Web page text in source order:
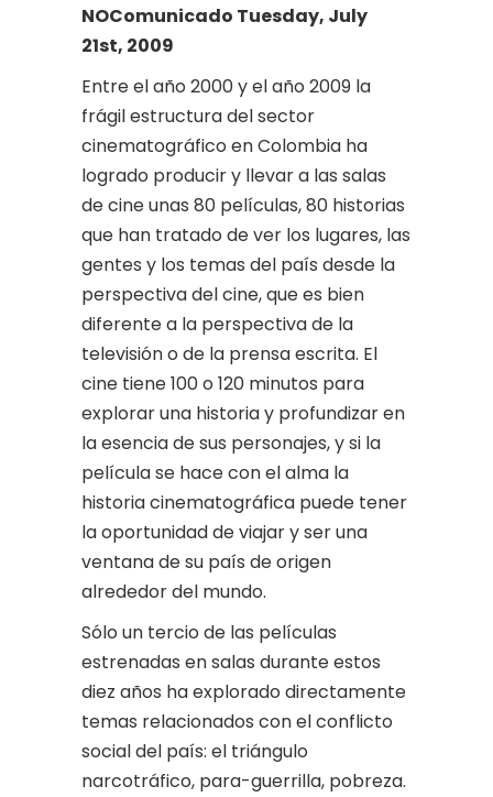
NOComunicado Tuesday, July
21st, 2009
Entre el año 2000 y el año 2009 la
frágil estructura del sector
cinematográfico en Colombia ha
logrado producir y llevar a las salas
de cine unas 80 películas, 80 historias
que han tratado de ver los lugares, las
gentes y los temas del país desde la
perspectiva del cine, que es bien
diferente a la perspectiva de la
televisión o de la prensa escrita. El
cine tiene 100 o 120 minutos para
explorar una historia y profundizar en
la esencia de sus personajes, y si la
película se hace con el alma la
historia cinematográfica puede tener
la oportunidad de viajar y ser una
ventana de su país de origen
alrededor del mundo.
Sólo un tercio de las películas
estrenadas en salas durante estos
diez años ha explorado directamente
temas relacionados con el conflicto
social del país: el triángulo
narcotráfico, para-guerrilla, pobreza.